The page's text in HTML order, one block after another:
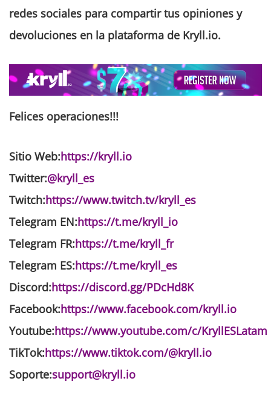
redes sociales para compartir tus opiniones y
devoluciones en la plataforma de Kryll.io.
Felices operaciones!!!
Sitio Web:https://kryll.io
Twitter:@kryll_es
Twitch:https://www.twitch.tv/kryll_es
Telegram EN:https://t.me/kryll_io
Telegram FR:https://t.me/kryll_fr
Telegram ES:https://t.me/kryll_es
Discord:https://discord.gg/PDcHd8K
Facebook:https://www.facebook.com/kryll.io
Youtube:https://www.youtube.com/c/KryllESLatam
TikTok:https://www.tiktok.com/@kryll.io
Soporte:support@kryll.io